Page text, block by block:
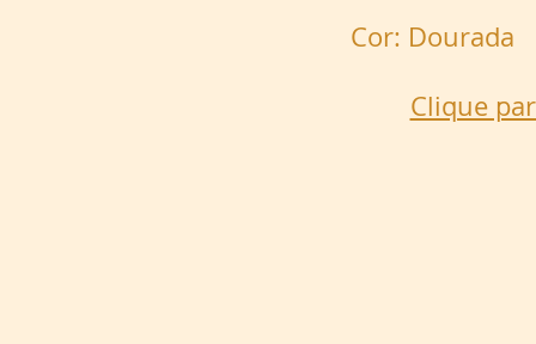
Cor: Dourada
Clique